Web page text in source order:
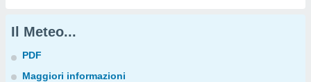
Il Meteo...
PDF
Maggiori informazioni